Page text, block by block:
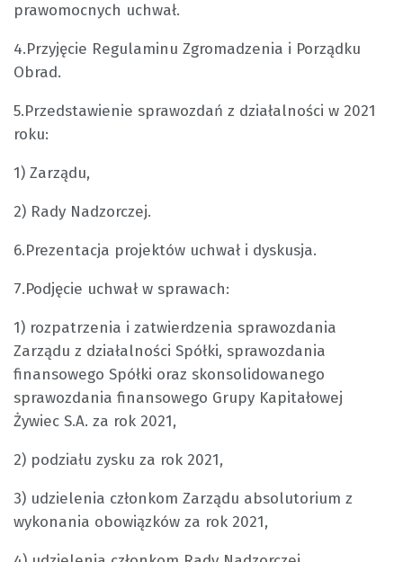
prawomocnych uchwał.
4.Przyjęcie Regulaminu Zgromadzenia i Porządku
Obrad.
5.Przedstawienie sprawozdań z działalności w 2021
roku:
1) Zarządu,
2) Rady Nadzorczej.
6.Prezentacja projektów uchwał i dyskusja.
7.Podjęcie uchwał w sprawach:
1) rozpatrzenia i zatwierdzenia sprawozdania
Zarządu z działalności Spółki, sprawozdania
finansowego Spółki oraz skonsolidowanego
sprawozdania finansowego Grupy Kapitałowej
Żywiec S.A. za rok 2021,
2) podziału zysku za rok 2021,
3) udzielenia członkom Zarządu absolutorium z
wykonania obowiązków za rok 2021,